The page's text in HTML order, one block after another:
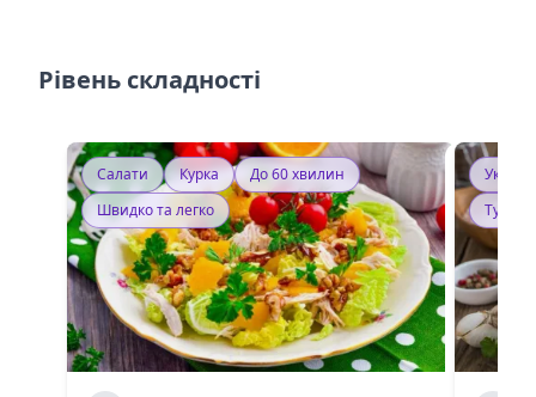
Рівень складності
Салати Курка
До 60 хвилин
Швидко та легко